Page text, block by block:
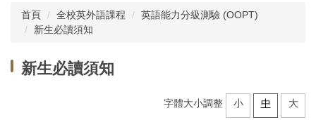
最新消息
首頁 全校英外語課程
英語能力分級測驗 (OOPT)
新生必讀須知
新生必讀須知
字體大小調整 小 中 大